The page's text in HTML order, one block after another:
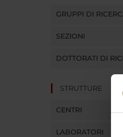
GRUPPI DI
SEZIONI
DOTTORATI DI
STRUTTURE
CENTRI
LABORATORI